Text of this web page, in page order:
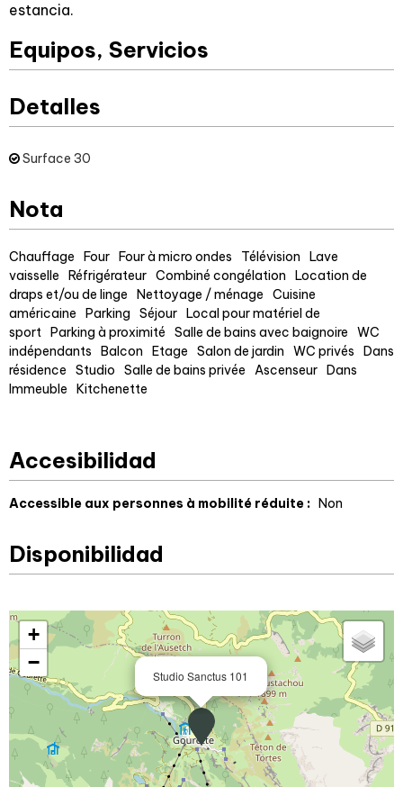
estancia.
Equipos, Servicios
Detalles
Surface 30
Nota
Chauffage Four Four à micro ondes Télévision
Lave
vaisselle
Réfrigérateur Combiné congélation
Location de
draps et/ou de linge
Nettoyage / ménage
Cuisine
américaine
Parking Séjour Local pour matériel de
sport Parking à proximité Salle de bains avec baignoire
WC
indépendants
Balcon Etage Salon de jardin WC privés
Dans
résidence
Studio Salle de bains privée Ascenseur Dans
Immeuble
Kitchenette
Accesibilidad
Accessible aux personnes à mobilité réduite : Non
Disponibilidad
Studio Sanctus 101
+
−